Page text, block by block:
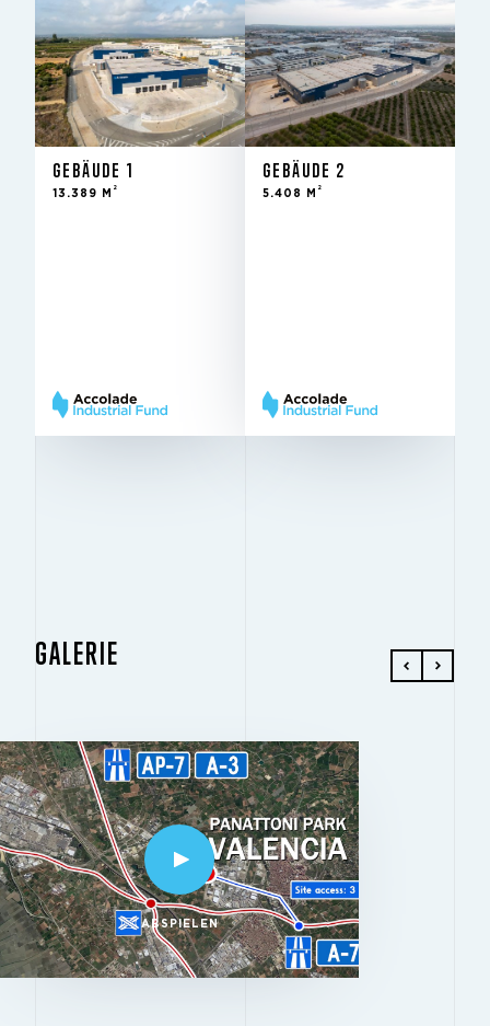
GEBÄUDE 1
13.389 M
2
GEBÄUDE 1
13.389 M
2
Good
GEBÄUDE 2
5.408 M
2
GEBÄUDE 2
5.408 M
2
Good
GALERIE
ABSPIELEN